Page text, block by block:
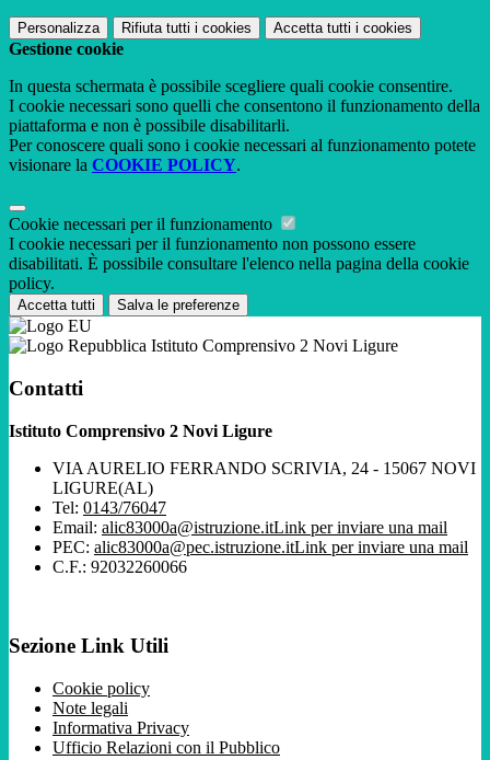
Personalizza Rifiuta tutti i cookies Accetta tutti i cookies
Gestione cookie
In questa schermata è possibile scegliere quali cookie consentire.
I cookie necessari sono quelli che consentono il funzionamento della
piattaforma e non è possibile disabilitarli.
Per conoscere quali sono i cookie necessari al funzionamento potete
visionare la COOKIE POLICY.
Cookie necessari per il funzionamento
I cookie necessari per il funzionamento non possono essere
disabilitati. È possibile consultare l'elenco nella pagina della cookie
policy.
Accetta tutti Salva le preferenze
Istituto Comprensivo 2 Novi Ligure
Contatti
Istituto Comprensivo 2 Novi Ligure
VIA AURELIO FERRANDO SCRIVIA, 24 - 15067 NOVI
LIGURE(AL)
Tel: 0143/76047
Email: alic83000a@istruzione.itLink per inviare una mail
PEC: alic83000a@pec.istruzione.itLink per inviare una mail
C.F.: 92032260066
Sezione Link Utili
Cookie policy
Note legali
Informativa Privacy
Ufficio Relazioni con il Pubblico